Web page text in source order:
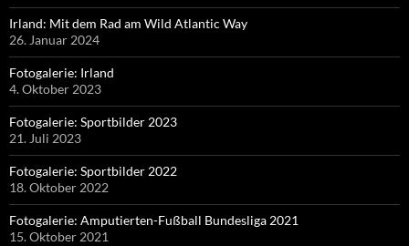
Irland: Mit dem Rad am Wild Atlantic Way
26. Januar 2024
Fotogalerie: Irland
4. Oktober 2023
Fotogalerie: Sportbilder 2023
21. Juli 2023
Fotogalerie: Sportbilder 2022
18. Oktober 2022
Fotogalerie: Amputierten-Fußball Bundesliga 2021
15. Oktober 2021